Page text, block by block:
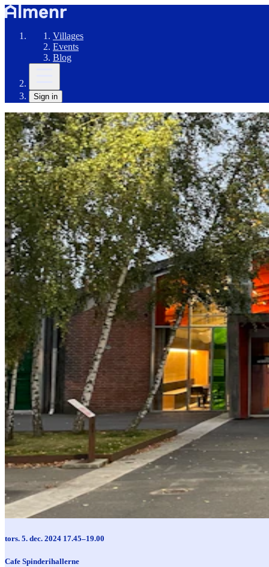
Villages
Events
Blog
Sign in
tors. 5. dec. 2024 17.45–19.00
Cafe Spinderihallerne